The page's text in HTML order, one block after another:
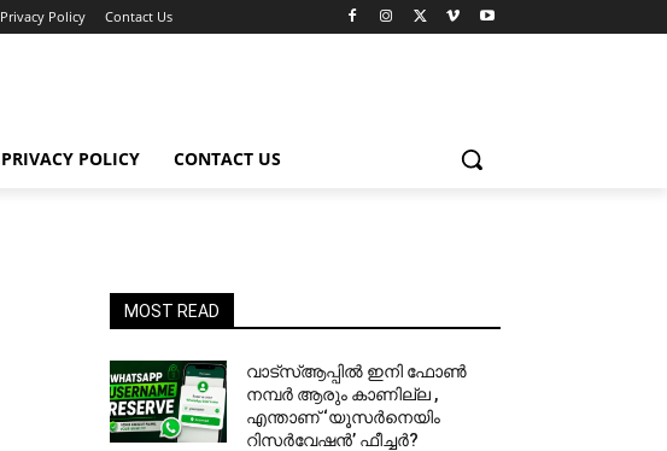
Privacy Policy Contact Us
PRIVACY POLICY CONTACT US
MOST READ
വാട്‌സ്ആപ്പിൽ ഇനി ഫോൺ
നമ്പർ ആരും കാണില്ല ,
എന്താണ് ‘യൂസർനെയിം
റിസർവേഷൻ’ ഫീച്ചർ?